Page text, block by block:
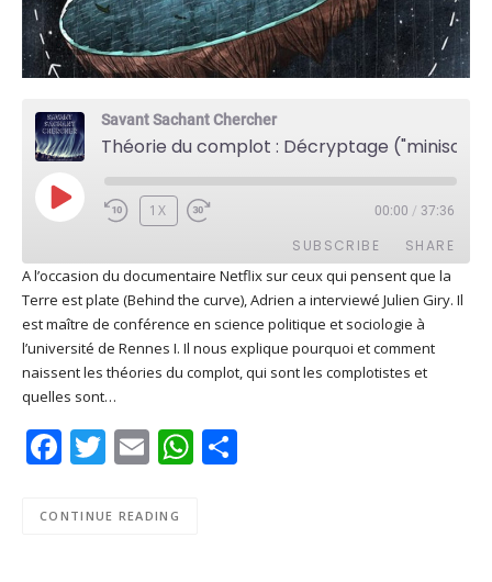
Savant Sachant Chercher
PLAY
EPISODE
1X 00:00 / 37:36
SUBSCRIBE SHARE
Apple Podcasts Deezer
Google Play PocketCasts
Podcast Addict RSS
RSS FEED
SHARE
LINK
EMBED
A l’occasion du documentaire Netflix sur ceux qui pensent que la
Terre est plate (Behind the curve), Adrien a interviewé Julien Giry. Il
est maître de conférence en science politique et sociologie à
l’université de Rennes I. Il nous explique pourquoi et comment
naissent les théories du complot, qui sont les complotistes et
quelles sont…
Facebook
Twitter
EmailWhatsApp
CONTINUE READING